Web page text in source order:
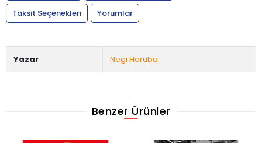
Taksit Seçenekleri
Yorumlar
Yazar Negi Haruba
Benzer Ürünler